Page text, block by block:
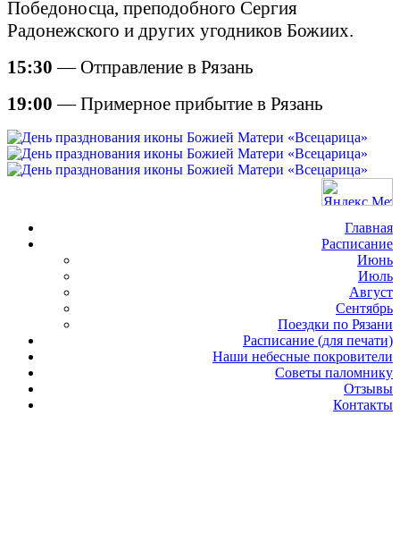
Победоносца, преподобного Сергия
Радонежского и других угодников Божиих.
15:30 — Отправление в Рязань
19:00 — Примерное прибытие в Рязань
Главная
Расписание
Июнь
Июль
Август
Сентябрь
Поездки по Рязани
Расписание (для печати)
Наши небесные покровители
Советы паломнику
Отзывы
Контакты